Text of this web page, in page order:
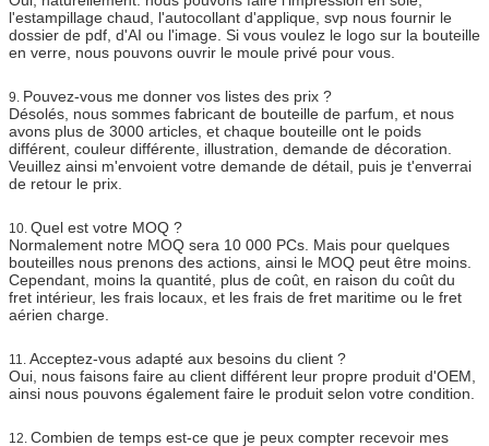
l'estampillage chaud, l'autocollant d'applique, svp nous fournir le
dossier de pdf, d'AI ou l'image. Si vous voulez le logo sur la bouteille
en verre, nous pouvons ouvrir le moule privé pour vous.
9. Pouvez-vous me donner vos listes des prix ?
Désolés, nous sommes fabricant de bouteille de parfum, et nous
avons plus de 3000 articles, et chaque bouteille ont le poids
différent, couleur différente, illustration, demande de décoration.
Veuillez ainsi m'envoient votre demande de détail, puis je t'enverrai
de retour le prix.
10. Quel est votre MOQ ?
Normalement notre MOQ sera 10 000 PCs. Mais pour quelques
bouteilles nous prenons des actions, ainsi le MOQ peut être moins.
Cependant, moins la quantité, plus de coût, en raison du coût du
fret intérieur, les frais locaux, et les frais de fret maritime ou le fret
aérien charge.
11. Acceptez-vous adapté aux besoins du client ?
Oui, nous faisons faire au client différent leur propre produit d'OEM,
ainsi nous pouvons également faire le produit selon votre condition.
12. Combien de temps est-ce que je peux compter recevoir mes